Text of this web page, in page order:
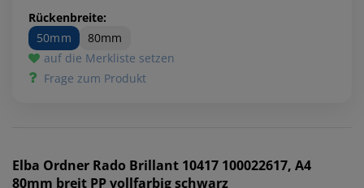
Rückenbreite:
50mm
80mm
auf die Merkliste setzen
Frage zum Produkt
Elba Ordner Rado Brillant 10417 100022617, A4
80mm breit PP vollfarbig schwarz